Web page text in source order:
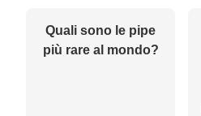
Quali sono le pipe
più rare al mondo?